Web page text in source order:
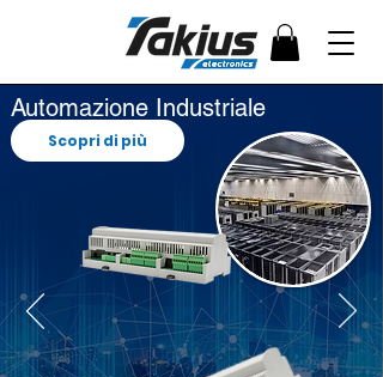
Automazione Industriale
Scopri di più